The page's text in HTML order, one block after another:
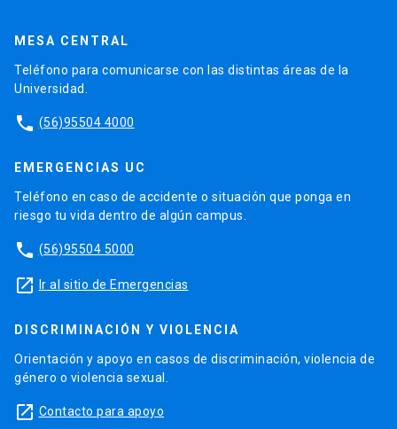
MESA CENTRAL
Teléfono para comunicarse con las distintas áreas de la
Universidad.
phone (56)95504 4000
EMERGENCIAS UC
Teléfono en caso de accidente o situación que ponga en
riesgo tu vida dentro de algún campus.
phone (56)95504 5000
launch Ir al sitio de Emergencias
DISCRIMINACIÓN Y VIOLENCIA
Orientación y apoyo en casos de discriminación, violencia de
género o violencia sexual.
launch Contacto para apoyo